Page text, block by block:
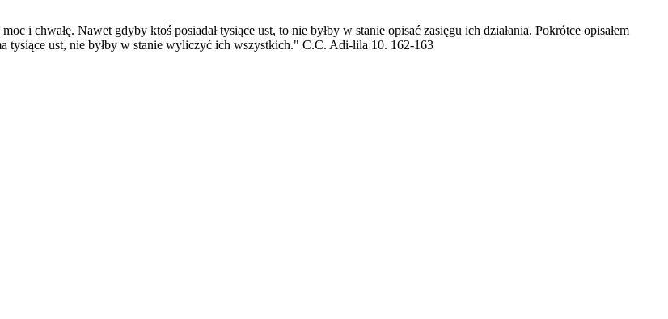
i chwałę. Nawet gdyby ktoś posiadał tysiące ust, to nie byłby w stanie opisać zasięgu ich działania. Pokrótce opisałem
tysiące ust, nie byłby w stanie wyliczyć ich wszystkich." C.C. Adi-lila 10. 162-163